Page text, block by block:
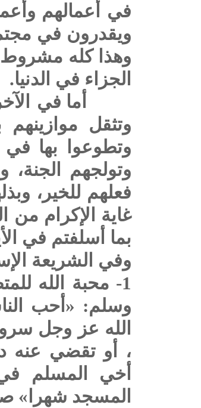
في أعمالهم
ويقدرون في
وهذا كله مشروط
الجزاء في الدنيا.
أما في
وتثقل موازينهم
وتطوعوا بها في
وتولجهم
فعلهم للخير،
غاية الإكرام من
بما أسلفتم في
وفي الشريعة
1- محبة الله
وسلم: «أحب
الله عز وجل
، أو تقضي عنه
أخي المسلم
المسجد شهرا»